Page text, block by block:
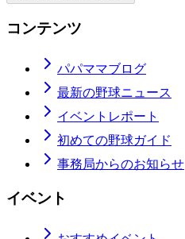
コンテンツ
パパママブログ
最新の野球ニュース
イベントレポート
初めての野球ガイド
事務局からのお知らせ
イベント